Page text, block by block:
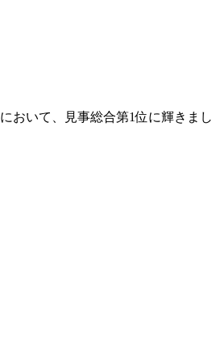
おいて、見事総合第1位に輝きま